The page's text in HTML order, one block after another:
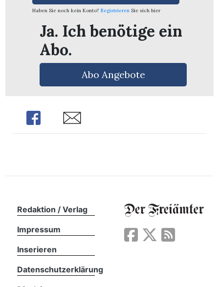
Haben Sie noch kein Konto? Registrieren Sie sich hier
Ja. Ich benötige ein
Abo.
Abo Angebote
Share Share
Redaktion / Verlag
Impressum
Inserieren
Datenschutzerklärung